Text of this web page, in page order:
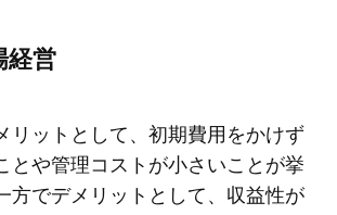
経営
リットとして、初期費用をかけず
とや管理コストが小さいことが挙
方でデメリットとして、収益性が